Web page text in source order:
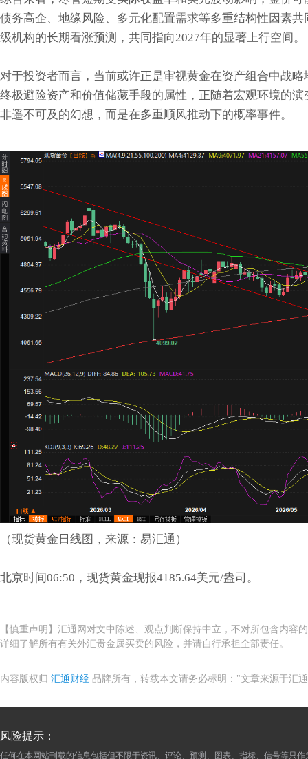
债务高企、地缘风险、多元化配置需求等多重结构性因素
级机构的长期看涨预测，共同指向2027年的显著上行空间。
对于投资者而言，当前或许正是审视黄金在资产组合中战
终极避险资产和价值储藏手段的属性，正随着宏观环境的
非遥不可及的幻想，而是在多重顺风推动下的概率事件。
（现货黄金日线图，来源：易汇通）
北京时间06:50，现货黄金现报4185.64美元/盎司。
【慎重声明】汇通网对文中陈述、观点判断保持中立，不对所包含内
详细了解所有有关外汇贵金属买卖的风险，并请自行承担全部责任。
内容版权归 汇通财经 品牌所有，转载本文请务必标明："文章来源于汇
风险提示：
任何在本网站刊载的信息包括但不限于资讯、评论、预测、图表、指标、信号等只